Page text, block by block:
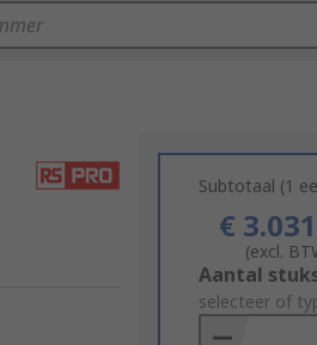
Subtotaal (1
€
(excl.
Add
to
Basket
Aantal
selecteer of